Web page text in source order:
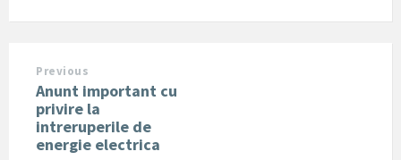
Previous
Anunt important cu
privire la
intreruperile de
energie electrica